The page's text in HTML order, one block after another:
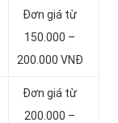
Đơn giá từ
150.000 –
200.000 VNĐ
Đơn giá từ
200.000 –